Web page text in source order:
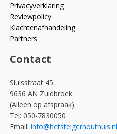
Privacyverklaring
Reviewpolicy
Klachtenafhandeling
Partners
Contact
Sluisstraat 45
9636 AN Zuidbroek
(Alleen op afspraak)
Tel: 050-7830050
Email: info@hetsteigerhouthuis.nl